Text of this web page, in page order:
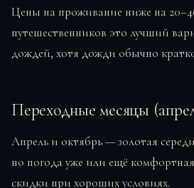
Цены на проживание ниже на
путешественников это лучший
дождей, хотя дожди обычно
Переходные месяцы
Апрель и октябрь — золотая
но погода уже или ещё
скидки при хороших условиях.